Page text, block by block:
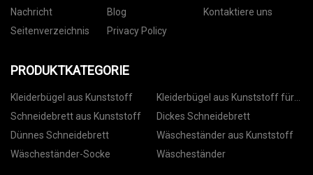
Nachricht
Blog
Kontaktiere uns
Seitenverzeichnis
Privacy Policy
PRODUKTKATEGORIE
Kleiderbügel aus Kunststoff
Kleiderbügel aus Kunststoff für
Hosen
Schneidebrett aus Kunststoff
Dickes Schneidebrett
Dünnes Schneidebrett
Wäscheständer aus Kunststoff
Wäscheständer-Socke
Wäscheständer